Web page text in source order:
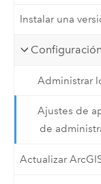
Instalar una
Administrar
Ajustes de
de
Actualizar